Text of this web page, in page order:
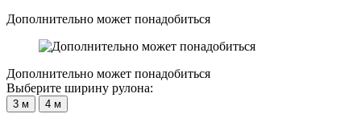
Дополнительно может понадобиться
Дополнительно может понадобиться
Выберите ширину рулона:
3 м
4 м